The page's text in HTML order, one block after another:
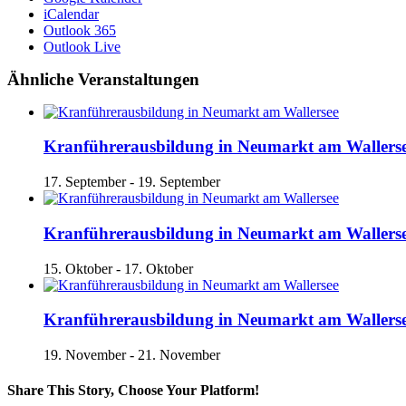
iCalendar
Outlook 365
Outlook Live
Ähnliche Veranstaltungen
Kranführerausbildung in Neumarkt am
17. September- 19. September
Kranführerausbildung in Neumarkt am
15. Oktober- 17. Oktober
Kranführerausbildung in Neumarkt am
19. November- 21. November
Share This Story, Choose Your Platform!